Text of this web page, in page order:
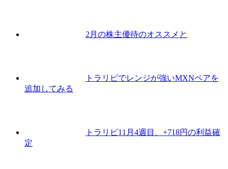
2月の株主優待のオススメと
トラリピでレンジが強いMXNペアを
追加してみる
トラリピ11月4週目、+718円の利益確
定